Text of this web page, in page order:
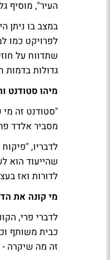
העיר", מוסיף
במצב בו ניתן
לפרויקט כמו
שתדווח על
גדולות בדמות
מיהו סטודנט
"סטודנט זה
מסביר אלדד
לדבריו,
שהייעוד הוא
לדורות ואז
מי קונה את
לדברי פרי,
כבית משותף
זה מה שיקרה - פשוט